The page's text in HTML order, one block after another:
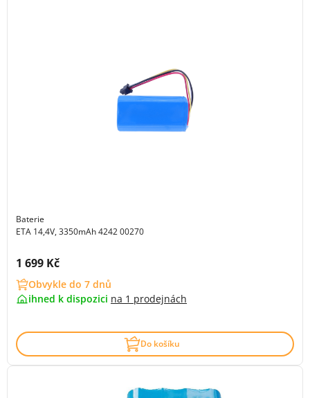
Baterie
ETA 14,4V, 3350mAh 4242 00270
Cena s DPH:
1 699 Kč
Obvykle do 7 dnů
ihned k dispozici na 1 prodejnách
Do košíku